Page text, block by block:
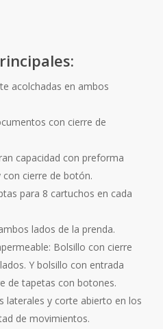
acolchadas en ambos
con cierre de
capacidad con preforma
cierre de botón.
para 8 cartuchos en cada
lados de la prenda.
Bolsillo con cierre
Y bolsillo con entrada
de tapetas con botones.
laterales y corte abierto en los
de movimientos.